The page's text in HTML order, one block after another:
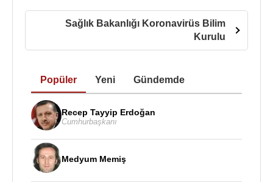
Sağlık Bakanlığı Koronavirüs Bilim
Kurulu
Popüler Yeni Gündemde
Recep Tayyip Erdoğan
Cumhurbaşkanı
Medyum Memiş